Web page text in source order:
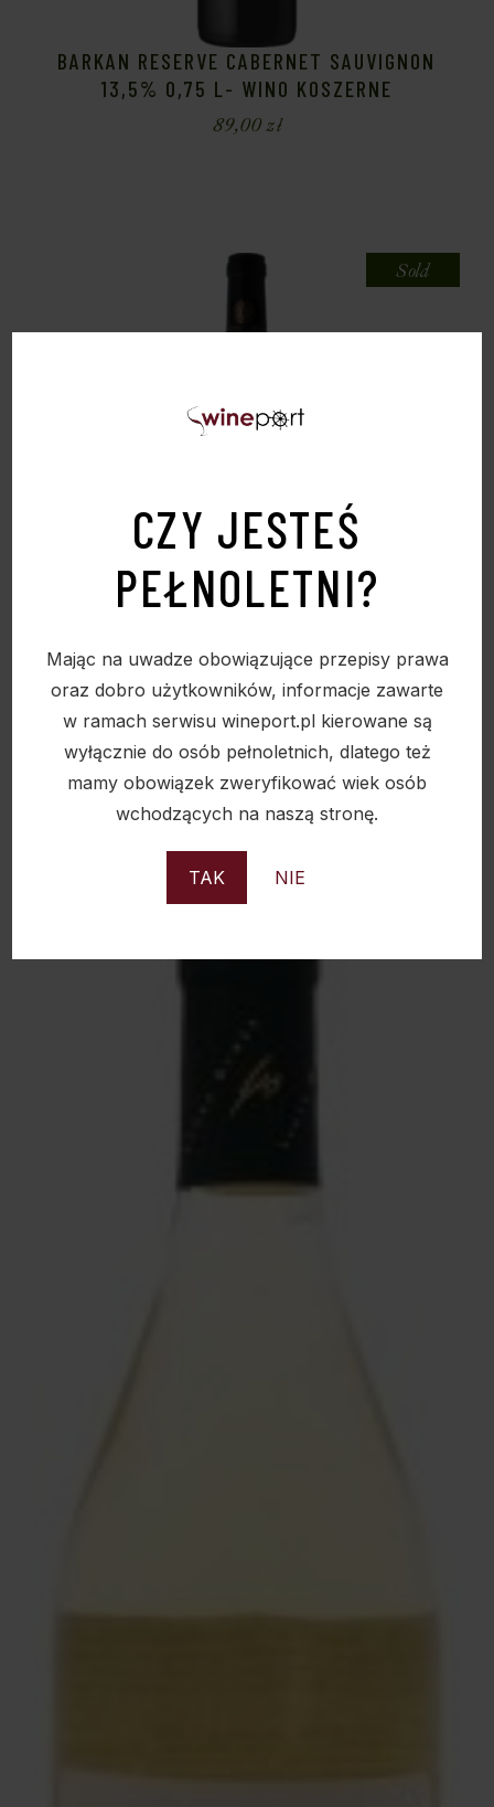
CZY JESTEŚ
PEŁNOLETNI?
Mając na uwadze obowiązujące przepisy prawa
oraz dobro użytkowników, informacje zawarte
w ramach serwisu wineport.pl kierowane są
wyłącznie do osób pełnoletnich, dlatego też
mamy obowiązek zweryfikować wiek osób
wchodzących na naszą stronę.
TAK NIE
BARKAN RESERVE CABERNET SAUVIGNON
13,5% 0,75 L- WINO KOSZERNE
89,00zł
Sold
BARKAN SPECIAL RESERVE CHARDONNAY
13,5% 0,75 L- WINO KOSZERNE
109,90zł